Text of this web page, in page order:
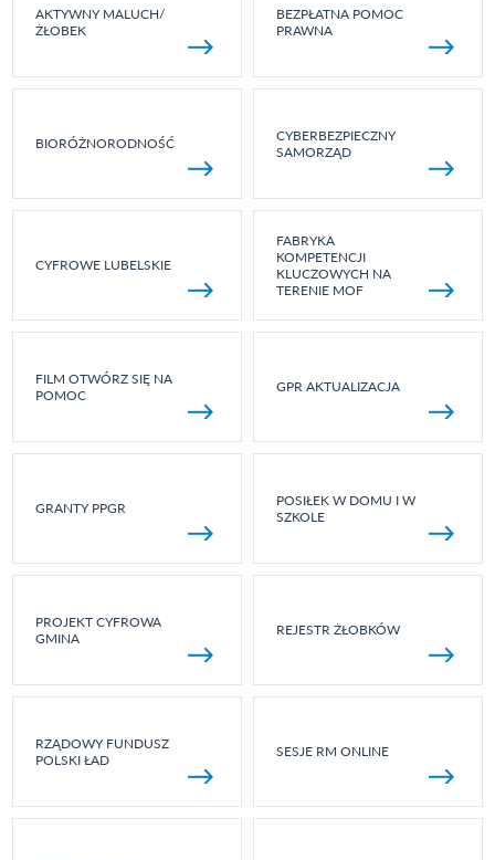
AKTYWNY MALUCH/
ŻŁOBEK
BEZPŁATNA POMOC
PRAWNA
BIORÓŻNORODNOŚĆ
CYBERBEZPIECZNY
SAMORZĄD
CYFROWE LUBELSKIE
FABRYKA
KOMPETENCJI
KLUCZOWYCH NA
TERENIE MOF
FILM OTWÓRZ SIĘ NA
POMOC
GPR AKTUALIZACJA
GRANTY PPGR
POSIŁEK W DOMU I W
SZKOLE
PROJEKT CYFROWA
GMINA
REJESTR ŻŁOBKÓW
RZĄDOWY FUNDUSZ
POLSKI ŁAD
SESJE RM ONLINE